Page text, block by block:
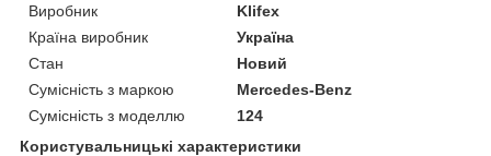
Виробник
Klifex
Країна виробник
Україна
Стан
Новий
Сумісність з маркою
Mercedes-Benz
Сумісність з моделлю
124
Користувальницькі характеристики